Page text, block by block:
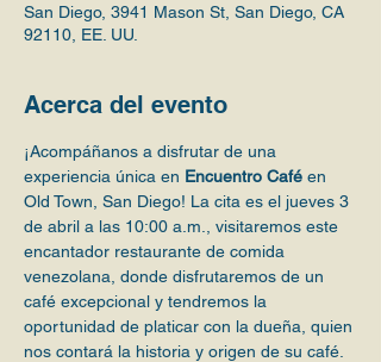
San Diego, 3941 Mason St, San Diego, CA
92110, EE. UU.
Acerca del evento
¡Acompáñanos a disfrutar de una
experiencia única en Encuentro Café en
Old Town, San Diego! La cita es el jueves 3
de abril a las 10:00 a.m., visitaremos este
encantador restaurante de comida
venezolana, donde disfrutaremos de un
café excepcional y tendremos la
oportunidad de platicar con la dueña, quien
nos contará la historia y origen de su café.